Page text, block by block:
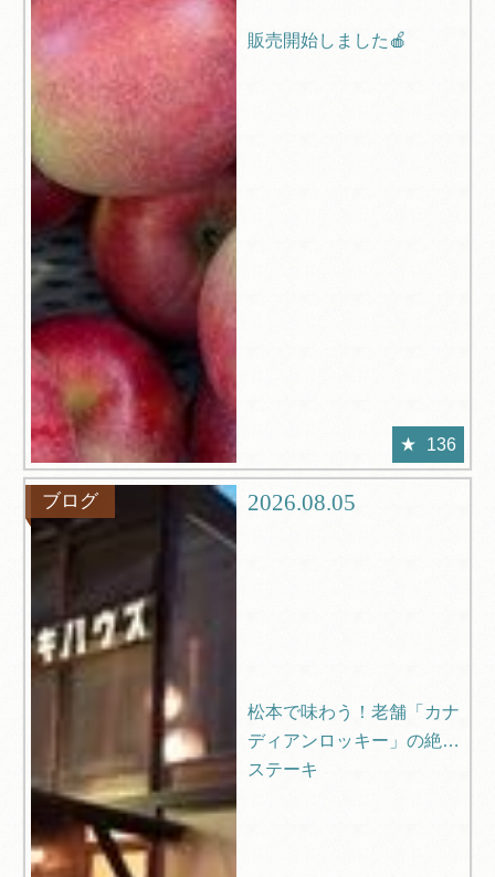
販売開始しました🍎
136
ブログ 2026.08.05
松本で味わう！老舗「カナ
ディアンロッキー」の絶品
ステーキ